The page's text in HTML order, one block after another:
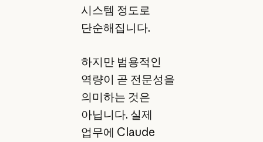
시스템 정도로
단순해집니다.
하지만 범용적인
역량이 곧 전문성을
의미하는 것은
아닙니다. 실제
업무에 Claude